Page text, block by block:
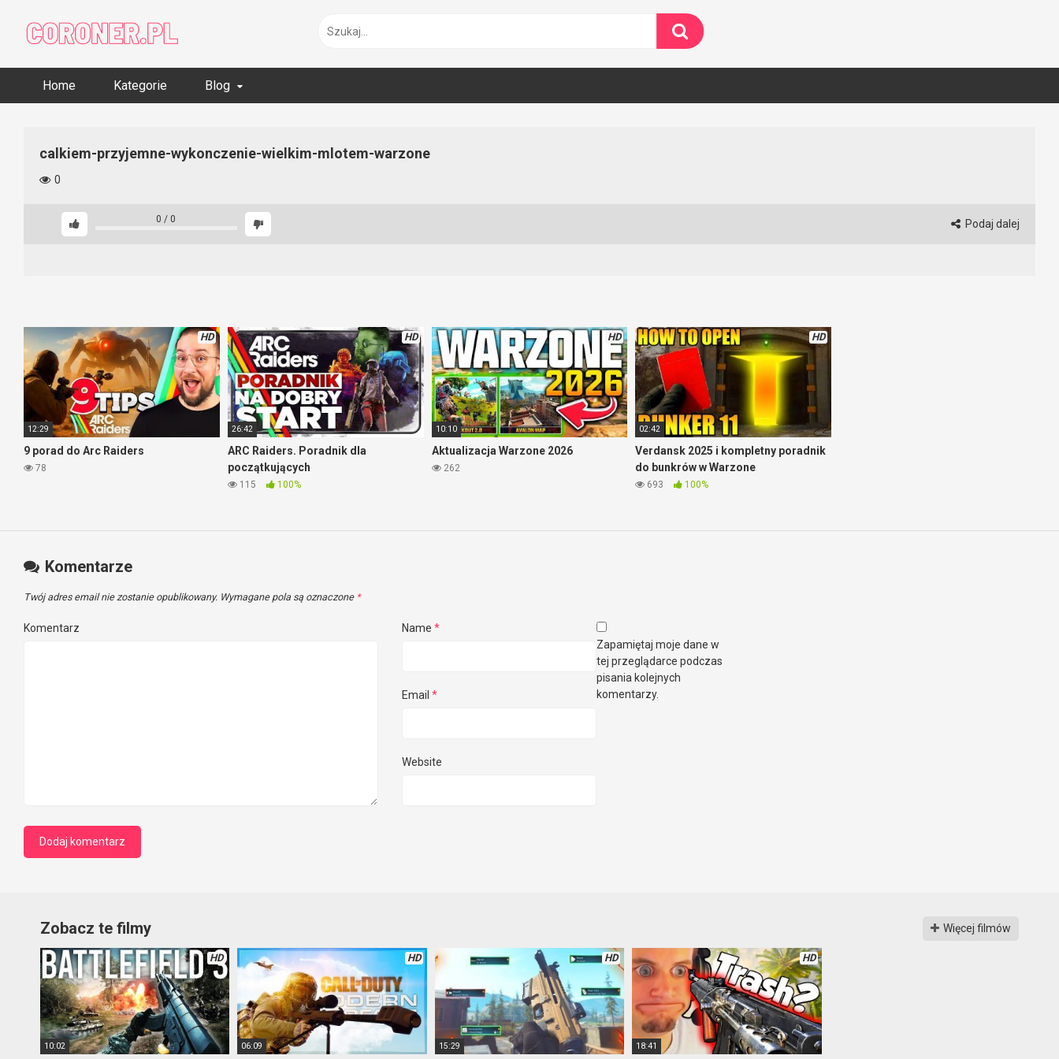
content
Home Kategorie Blog
calkiem-przyjemne-wykonczenie-wielkim-mlotem-warzone
0
0 / 0 Podaj dalej
HD
12:29
9 porad do Arc Raiders
78
HD
26:42
ARC Raiders. Poradnik dla
początkujących
115 100%
HD
10:10
Aktualizacja Warzone 2026
262
HD
02:42
Verdansk 2025 i kompletny poradnik
do bunkrów w Warzone
693 100%
Komentarze
Twój adres email nie zostanie opublikowany. Wymagane pola są oznaczone *
Komentarz Name *
Email *
Website
Zapamiętaj moje dane w
tej przeglądarce podczas
pisania kolejnych
komentarzy.
Zobacz te filmy Więcej filmów
HD
10:02
HD
06:09
HD
15:29
HD
18:41